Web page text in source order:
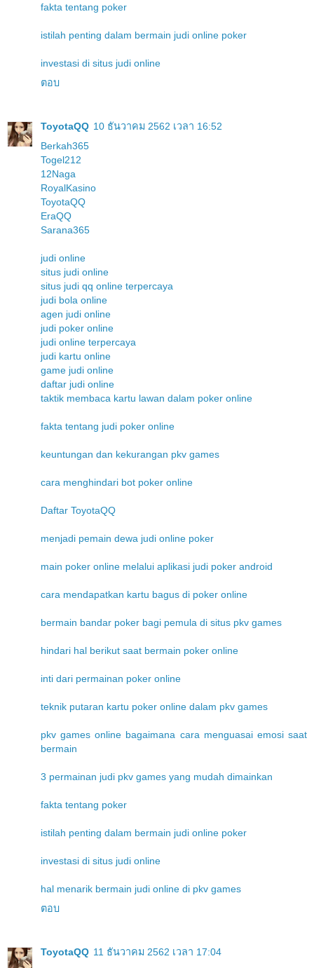
fakta tentang poker
istilah penting dalam bermain judi online poker
investasi di situs judi online
ตอบ
ToyotaQQ 10 ธันวาคม 2562 เวลา 16:52
Berkah365
Togel212
12Naga
RoyalKasino
ToyotaQQ
EraQQ
Sarana365
judi online
situs judi online
situs judi qq online terpercaya
judi bola online
agen judi online
judi poker online
judi online terpercaya
judi kartu online
game judi online
daftar judi online
taktik membaca kartu lawan dalam poker online
fakta tentang judi poker online
keuntungan dan kekurangan pkv games
cara menghindari bot poker online
Daftar ToyotaQQ
menjadi pemain dewa judi online poker
main poker online melalui aplikasi judi poker android
cara mendapatkan kartu bagus di poker online
bermain bandar poker bagi pemula di situs pkv games
hindari hal berikut saat bermain poker online
inti dari permainan poker online
teknik putaran kartu poker online dalam pkv games
pkv games online bagaimana cara menguasai emosi saat
bermain
3 permainan judi pkv games yang mudah dimainkan
fakta tentang poker
istilah penting dalam bermain judi online poker
investasi di situs judi online
hal menarik bermain judi online di pkv games
ตอบ
ToyotaQQ 11 ธันวาคม 2562 เวลา 17:04